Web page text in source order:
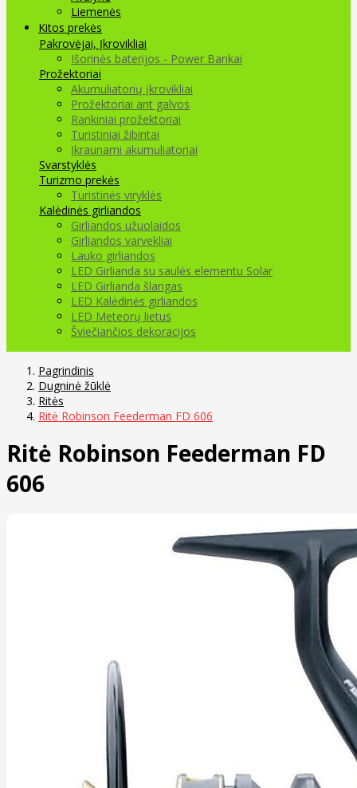
Liemenės
Kitos prekės
Pakrovėjai, Įkrovikliai
Išorinės baterijos - Power Bankai
Prožektoriai
Akumuliatorių įkrovikliai
Prožektoriai ant galvos
Rankiniai prožektoriai
Turistiniai žibintai
Įkraunami akumuliatoriai
Svarstyklės
Turizmo prekės
Turistinės viryklės
Kalėdinės girliandos
Girliandos užuolaidos
Girliandos varvekliai
Lauko girliandos
LED Girlianda su saulės elementu Solar
LED Girlianda šlangas
LED Kalėdinės girliandos
LED Meteorų lietus
Šviečiančios dekoracijos
Pagrindinis
Dugninė žūklė
Ritės
Ritė Robinson Feederman FD 606
Ritė Robinson Feederman FD
606